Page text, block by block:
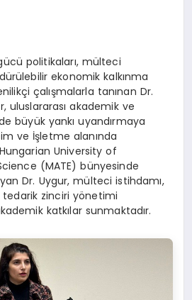
politikaları, mülteci
ekonomik kalkınma
çalışmalarla tanınan Dr.
uluslararası akademik ve
büyük yankı uyandırmaya
ve İşletme alanında
University of
(MATE) bünyesinde
Dr. Uygur, mülteci istihdamı,
zinciri yönetimi
katkılar sunmaktadır.